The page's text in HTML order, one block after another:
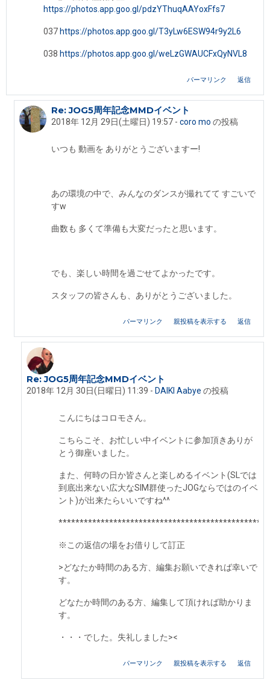
https://photos.app.goo.gl/pdzYThuqAAYoxFfs7
037 https://photos.app.goo.gl/T3yLw6ESW94r9y2L6
038 https://photos.app.goo.gl/weLzGWAUCFxQyNVL8
パーマリンク 返信
DAIKI Aabye への返信
Re: JOG5周年記念MMDイベント
2018年 12月 29日(土曜日) 19:57- coro mo の投稿
いつも 動画を ありがとうございますー!
あの環境の中で、みんなのダンスが撮れてて すごいで
すw
曲数も 多くて準備も大変だったと思います。
でも、楽しい時間を過ごせてよかったです。
スタッフの皆さんも、ありがとうございました。
パーマリンク 親投稿を表示する 返信
coro mo への返信
Re: JOG5周年記念MMDイベント
2018年 12月 30日(日曜日) 11:39 - DAIKI Aabye の投稿
こんにちはコロモさん。
こちらこそ、お忙しい中イベントに参加頂きありが
とう御座いました。
また、何時の日か皆さんと楽しめるイベント(SLでは
到底出来ない広大なSIM群使ったJOGならではのイベ
ント)が出来たらいいですね^^
※この返信の場をお借りして訂正
>どなたか時間のある方、編集お願いできれば幸いで
す。
どなたか時間のある方、編集して頂ければ助かりま
す。
・・・でした。失礼しました><
パーマリンク 親投稿を表示する 返信